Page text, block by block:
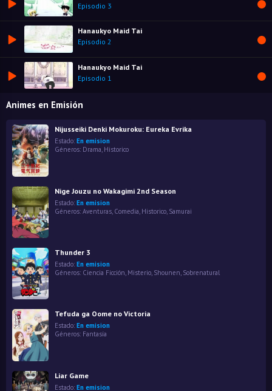
Episodio 3
Hanaukyo Maid Tai
Episodio 2
Hanaukyo Maid Tai
Episodio 1
Animes en Emisión
Nijusseiki Denki Mokuroku: Eureka Evrika
Estado: En emision
Géneros: Drama, Historico
Nige Jouzu no Wakagimi 2nd Season
Estado: En emision
Géneros: Aventuras Comedia Historico Samurai
Thunder 3
Estado: En emision
Géneros: Ciencia Ficción, Misterio, Shounen, Sobrenatural
Tefuda ga Oome no Victoria
Estado: En emision
Géneros: Fantasía
Liar Game
Estado: En emision